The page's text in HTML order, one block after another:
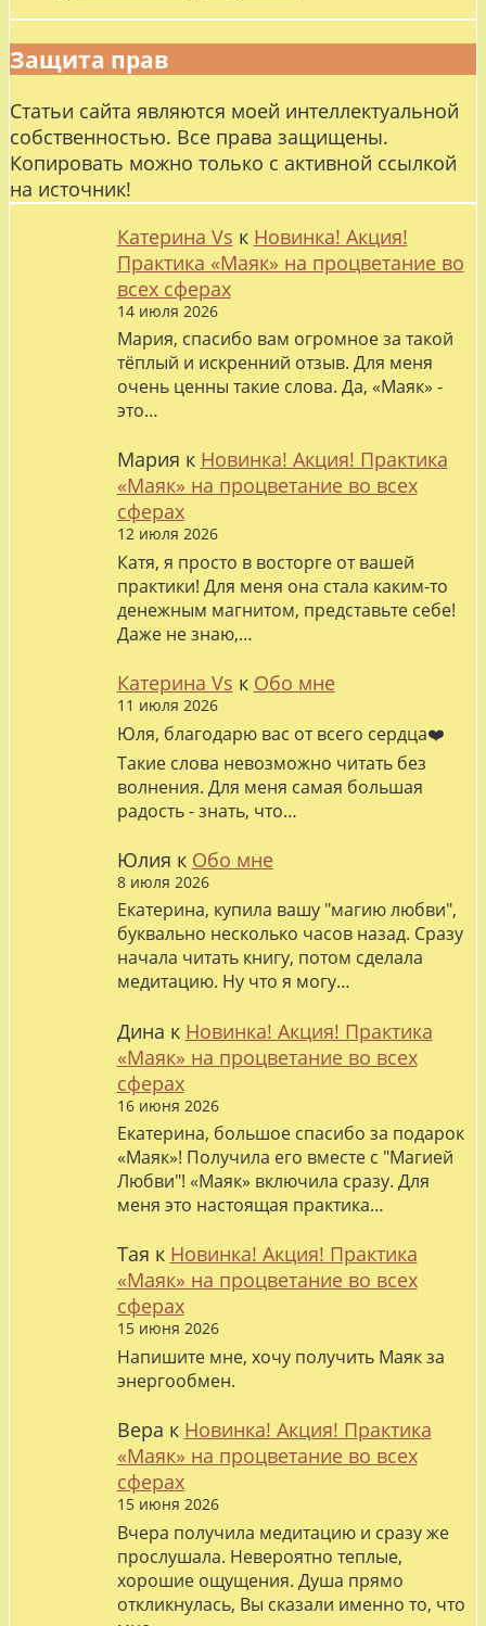
Защита прав
Статьи сайта являются моей интеллектуальной
собственностью. Все права защищены.
Копировать можно только с активной ссылкой
на источник!
Катерина Vs к Новинка! Акция!
Практика «Маяк» на процветание во
всех сферах
14 июля 2026
Мария, спасибо вам огромное за такой
тёплый и искренний отзыв. Для меня
очень ценны такие слова. Да, «Маяк» -
это…
Мария к Новинка! Акция! Практика
«Маяк» на процветание во всех
сферах
12 июля 2026
Катя, я просто в восторге от вашей
практики! Для меня она стала каким-то
денежным магнитом, представьте себе!
Даже не знаю,…
Катерина Vs к Обо мне
11 июля 2026
Юля, благодарю вас от всего сердца❤️
Такие слова невозможно читать без
волнения. Для меня самая большая
радость - знать, что…
Юлия к Обо мне
8 июля 2026
Екатерина, купила вашу "магию любви",
буквально несколько часов назад. Сразу
начала читать книгу, потом сделала
медитацию. Ну что я могу…
Дина к Новинка! Акция! Практика
«Маяк» на процветание во всех
сферах
16 июня 2026
Екатерина, большое спасибо за подарок
«Маяк»! Получила его вместе с "Магией
Любви"! «Маяк» включила сразу. Для
меня это настоящая практика…
Тая к Новинка! Акция! Практика
«Маяк» на процветание во всех
сферах
15 июня 2026
Напишите мне, хочу получить Маяк за
энергообмен.
Вера к Новинка! Акция! Практика
«Маяк» на процветание во всех
сферах
15 июня 2026
Вчера получила медитацию и сразу же
прослушала. Невероятно теплые,
хорошие ощущения. Душа прямо
откликнулась, Вы сказали именно то, что